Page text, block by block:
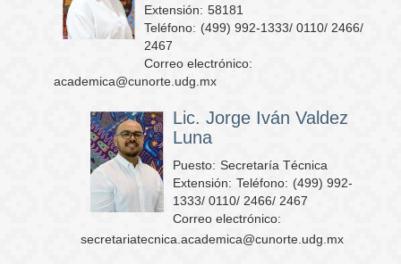
Extensión: 58181
Teléfono: (499) 992-1333/ 0110/ 2466/
2467
Correo electrónico:
academica@cunorte.udg.mx
Lic. Jorge Iván Valdez
Luna
Puesto: Secretaría Técnica
Extensión: Teléfono: (499) 992-
1333/ 0110/ 2466/ 2467
Correo electrónico:
secretariatecnica.academica@cunorte.udg.mx